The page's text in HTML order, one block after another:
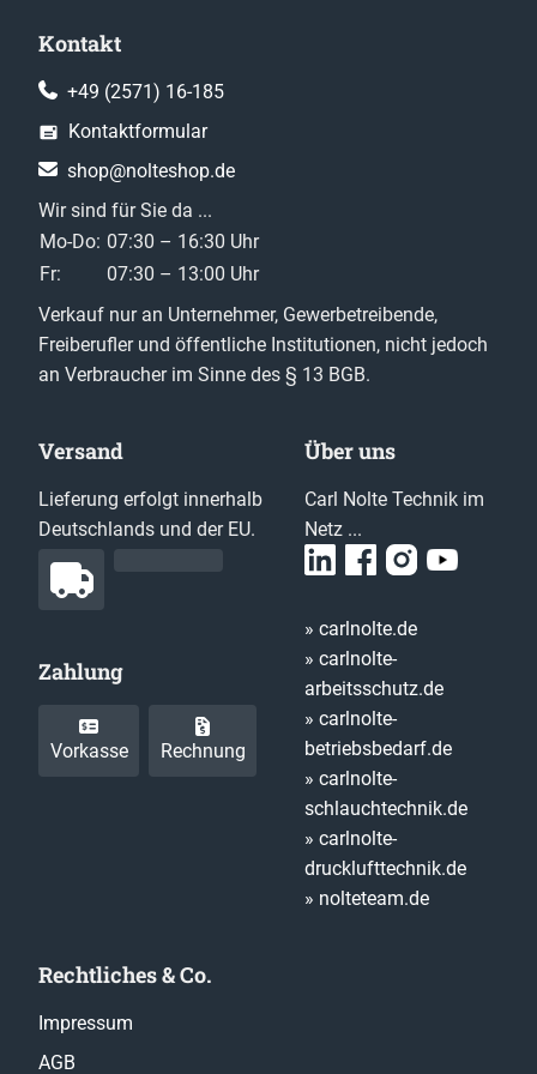
Kontakt
+49 (2571) 16-185
Kontaktformular
shop@nolteshop.de
Wir sind für Sie da ...
Mo-Do: 07:30 – 16:30 Uhr
Fr:
07:30 – 13:00 Uhr
Verkauf nur an Unternehmer, Gewerbetreibende,
Freiberufler und öffentliche Institutionen, nicht jedoch
an Verbraucher im Sinne des § 13 BGB.
Versand
Lieferung erfolgt innerhalb
Deutschlands und der EU.
Zahlung
Vorkasse Rechnung
Über uns
Carl Nolte Technik im
Netz ...
» carlnolte.de
» carlnolte-
arbeitsschutz.de
» carlnolte-
betriebsbedarf.de
» carlnolte-
schlauchtechnik.de
» carlnolte-
drucklufttechnik.de
» nolteteam.de
Rechtliches & Co.
Impressum
AGB